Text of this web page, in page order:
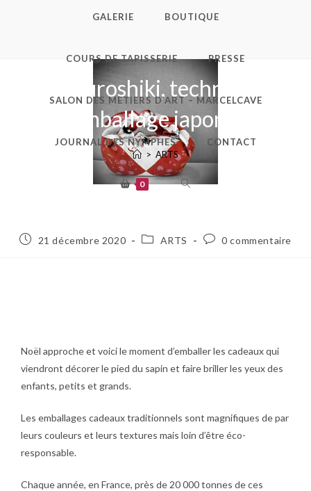
GALERIE BOUTIQUE
COURS DE TAPISSERIE PRESSE
SALON DES METIERS D’ART – MARCELCAVE
JOURNAL DES NYMPHES CONTACT
0
Le Furoshiki, technique
d’emballage japonais.
> ARTS
21 décembre 2020 ARTS 0 commentaire
Noël approche et voici le moment d’emballer les cadeaux qui
viendront décorer le pied du sapin et faire briller les yeux des
enfants, petits et grands.
Les emballages cadeaux traditionnels sont magnifiques de par
leurs couleurs et leurs textures mais loin d’être éco-
responsable.
Chaque année, en France, près de 20 000 tonnes de ces